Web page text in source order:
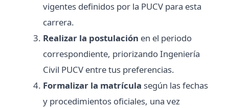
vigentes definidos por la PUCV para esta
carrera.
Realizar la postulación en el periodo
correspondiente, priorizando Ingeniería
Civil PUCV entre tus preferencias.
Formalizar la matrícula según las fechas
y procedimientos oficiales, una vez